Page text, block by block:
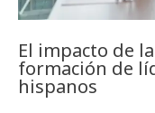
El impacto de
formación de
hispanos